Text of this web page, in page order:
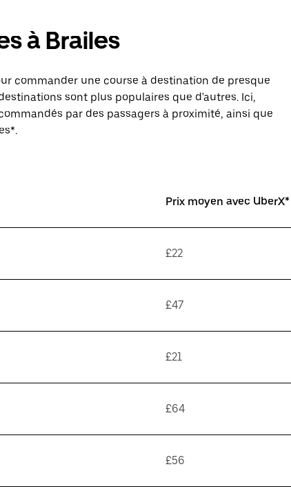
à Brailes
commander une course à destination de presque
sont plus populaires que d'autres. Ici,
par des passagers à proximité, ainsi que
Prix moyen avec UberX*
£22
£47
£21
£64
£56